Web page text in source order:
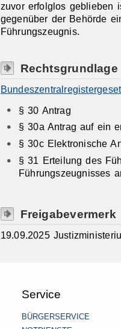
zuvor erfolglos geblieben
gegenüber der Behörde
Führungszeugnis.
Rechtsgrundlage
§ 30 Antrag
§ 30a Antrag auf ein
§ 30c Elektronische
§ 31 Erteilung des
Führungszeugnisses
Freigabevermerk
19.09.2025
Service
BÜRGERSERVICE